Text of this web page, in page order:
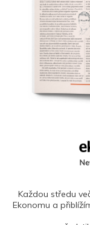
Každou středu
Ekonomu a